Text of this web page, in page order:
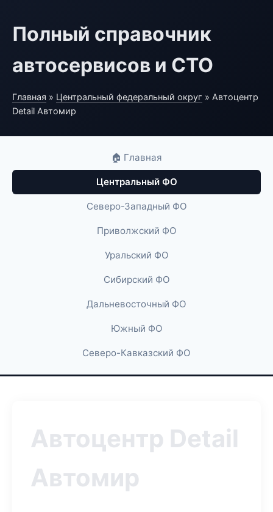
Полный справочник
автосервисов и СТО
Главная » Центральный федеральный округ » Автоцентр
Detail Автомир
🏠 Главная
Центральный ФО
Северо-Западный ФО
Приволжский ФО
Уральский ФО
Сибирский ФО
Дальневосточный ФО
Южный ФО
Северо-Кавказский ФО
Автоцентр Detail
Автомир